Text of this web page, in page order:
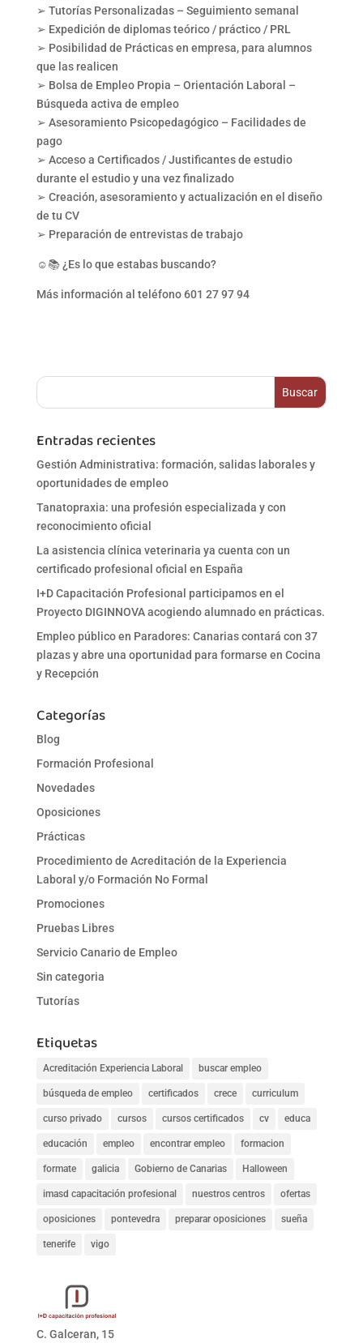
➢ Tutorías Personalizadas – Seguimiento semanal
➢ Expedición de diplomas teórico / práctico / PRL
➢ Posibilidad de Prácticas en empresa, para alumnos
que las realicen
➢ Bolsa de Empleo Propia – Orientación Laboral –
Búsqueda activa de empleo
➢ Asesoramiento Psicopedagógico – Facilidades de
pago
➢ Acceso a Certificados / Justificantes de estudio
durante el estudio y una vez finalizado
➢ Creación, asesoramiento y actualización en el diseño
de tu CV
➢ Preparación de entrevistas de trabajo
☺️📚 ¿Es lo que estabas buscando?
Más información al teléfono 601 27 97 94
Entradas recientes
Gestión Administrativa: formación, salidas laborales y
oportunidades de empleo
Tanatopraxia: una profesión especializada y con
reconocimiento oficial
La asistencia clínica veterinaria ya cuenta con un
certificado profesional oficial en España
I+D Capacitación Profesional participamos en el
Proyecto DIGINNOVA acogiendo alumnado en prácticas.
Empleo público en Paradores: Canarias contará con 37
plazas y abre una oportunidad para formarse en Cocina
y Recepción
Categorías
Blog
Formación Profesional
Novedades
Oposiciones
Prácticas
Procedimiento de Acreditación de la Experiencia
Laboral y/o Formación No Formal
Promociones
Pruebas Libres
Servicio Canario de Empleo
Sin categoria
Tutorías
Etiquetas
Acreditación Experiencia Laboral buscar empleo
búsqueda de empleo certificados crece curriculum
curso privado cursos cursos certificados cv educa
educación empleo encontrar empleo formacion
formate galicia Gobierno de Canarias Halloween
imasd capacitación profesional nuestros centros ofertas
oposiciones pontevedra preparar oposiciones sueña
tenerife vigo
C. Galceran, 15